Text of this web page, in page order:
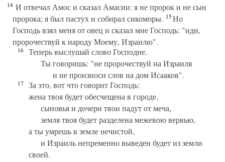
14 И отвечал Амос и сказал Амасии: я не пророк и не сын
пророка; я был пастух и собирал сикоморы. 15Но
Господь взял меня от овец и сказал мне Господь: "иди,
пророчествуй к народу Моему, Израилю".
16
Теперь выслушай слово Господне.
Ты говоришь: "не пророчествуй на Израиля
и не произноси слов на дом Исааков".
17
За это, вот что говорит Господь:
жена твоя будет обесчещена в городе,
сыновья и дочери твои падут от меча,
земля твоя будет разделена межевою вервью,
а ты умрешь в земле нечистой,
и Израиль непременно выведен будет из земли
своей.